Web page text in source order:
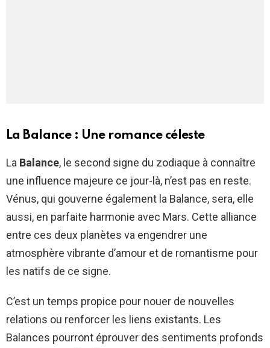
La Balance : Une romance céleste
La Balance, le second signe du zodiaque à connaître
une influence majeure ce jour-là, n’est pas en reste.
Vénus, qui gouverne également la Balance, sera, elle
aussi, en parfaite harmonie avec Mars. Cette alliance
entre ces deux planètes va engendrer une
atmosphère vibrante d’amour et de romantisme pour
les natifs de ce signe.
C’est un temps propice pour nouer de nouvelles
relations ou renforcer les liens existants. Les
Balances pourront éprouver des sentiments profonds